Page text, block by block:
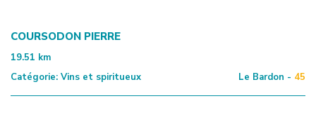
COURSODON PIERRE
19.51 km
Catégorie: Vins et spiritueux Le Bardon - 45